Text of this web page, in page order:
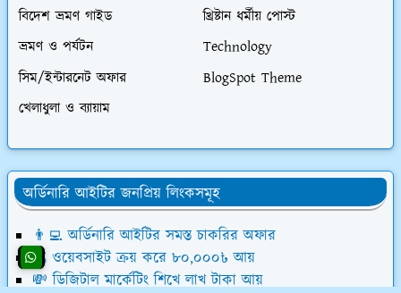
বিদেশ ভ্রমণ গাইড
খ্রিষ্টান ধর্মীয় পোস্ট
ভ্রমণ ও পর্যটন
Technology
সিম/ইন্টারনেট অফার
BlogSpot Theme
খেলাধুলা ও ব্যায়াম
অর্ডিনারি আইটির জনপ্রিয় লিংকসমূহ
👨‍💻 অর্ডিনারি আইটির সমস্ত চাকরির অফার
💰 ওয়েবসাইট ক্রয় করে ৮০,০০০৳ আয়
💸 ডিজিটাল মার্কেটিং শিখে লাখ টাকা আয়